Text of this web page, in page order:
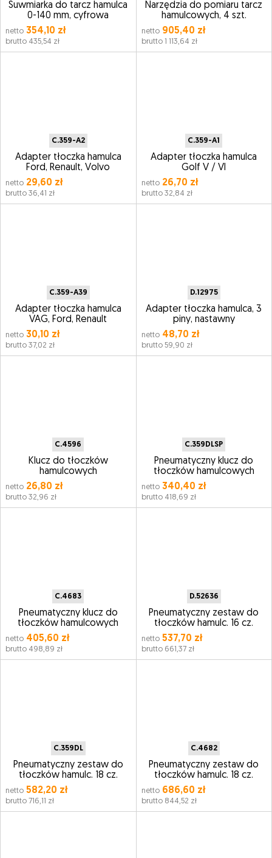
Suwmiarka do tarcz hamulca
0-140 mm, cyfrowa
netto 354,10 zł
brutto 435,54 zł
Narzędzia do pomiaru tarcz
hamulcowych, 4 szt.
netto905,40 zł
brutto 1 113,64 zł
C.359-A2
Adapter tłoczka hamulca
Ford, Renault, Volvo
netto 29,60 zł
brutto 36,41 zł
C.359-A1
Adapter tłoczka hamulca
Golf V / VI
netto26,70 zł
brutto 32,84 zł
C.359-A39
Adapter tłoczka hamulca
VAG, Ford, Renault
netto 30,10 zł
brutto 37,02 zł
D.12975
Adapter tłoczka hamulca, 3
piny, nastawny
netto48,70 zł
brutto 59,90 zł
C.4596
Klucz do tłoczków
hamulcowych
netto 26,80 zł
brutto 32,96 zł
C.359DLSP
Pneumatyczny klucz do
tłoczków hamulcowych
netto340,40 zł
brutto 418,69 zł
C.4683
Pneumatyczny klucz do
tłoczków hamulcowych
netto 405,60 zł
brutto 498,89 zł
D.52636
Pneumatyczny zestaw do
tłoczków hamulc. 16 cz.
netto537,70 zł
brutto 661,37 zł
C.359DL
Pneumatyczny zestaw do
tłoczków hamulc. 18 cz.
netto 582,20 zł
brutto 716,11 zł
C.4682
Pneumatyczny zestaw do
tłoczków hamulc. 18 cz.
netto686,60 zł
brutto 844,52 zł